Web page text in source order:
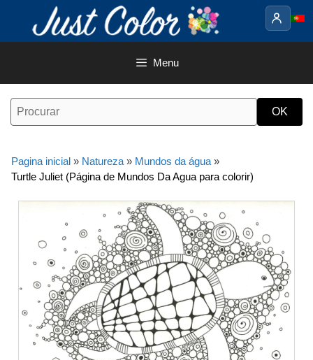
o
Menu
Pagina inicial » Natureza » Mundos da água »
Turtle Juliet (Página de Mundos Da Agua para colorir)